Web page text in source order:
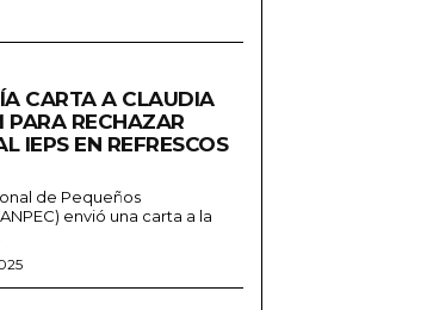
CARTA A CLAUDIA
PARA RECHAZAR
IEPS EN REFRESCOS
de Pequeños
envió una carta a la